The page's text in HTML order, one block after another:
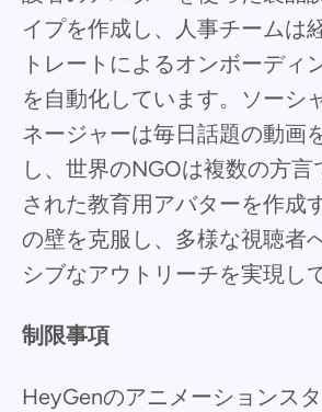
イプを作成し、人事チームは
トレートによるオンボーディ
を自動化しています。ソーシ
ネージャーは毎日話題の動画
し、世界のNGOは複数の方
された教育用アバターを作成
の壁を克服し、多様な視聴者
シブなアウトリーチを実現し
制限事項
HeyGenのアニメーションス